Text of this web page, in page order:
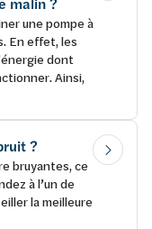
une pompe à
En effet, les
dont
Ainsi,
?
bruyantes, ce
à l’un de
la meilleure